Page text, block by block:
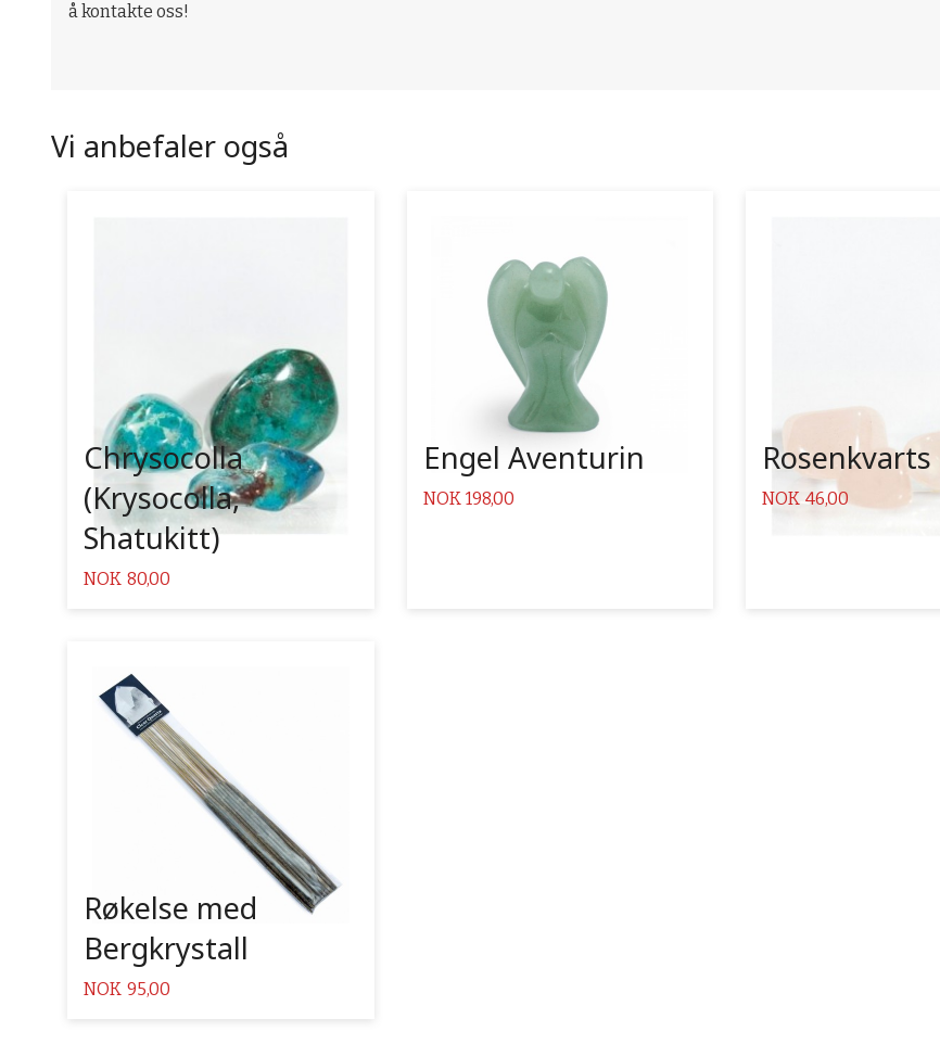
å kontakte oss!
Vi anbefaler også
Chrysocolla
(Krysocolla,
Shatukitt)
Pris
NOK 80,00
Kjøp
Les mer
Engel Aventurin
Pris
NOK 198,00
Kjøp
Les mer
Rosenkvarts
Pris
NOK 46,00
Røkelse med
Bergkrystall
Pris
NOK 95,00